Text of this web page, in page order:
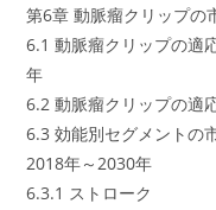
第6章 動脈瘤クリップの
6.1 動脈瘤クリップの適
年
6.2 動脈瘤クリップの適
6.3 効能別セグメントの
2018年～2030年
6.3.1 ストローク